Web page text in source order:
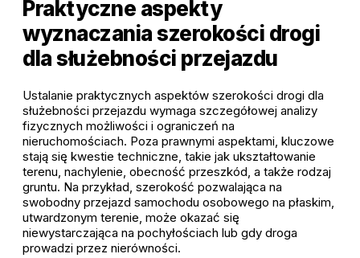
Praktyczne aspekty
wyznaczania szerokości drogi
dla służebności przejazdu
Ustalanie praktycznych aspektów szerokości drogi dla
służebności przejazdu wymaga szczegółowej analizy
fizycznych możliwości i ograniczeń na
nieruchomościach. Poza prawnymi aspektami, kluczowe
stają się kwestie techniczne, takie jak ukształtowanie
terenu, nachylenie, obecność przeszkód, a także rodzaj
gruntu. Na przykład, szerokość pozwalająca na
swobodny przejazd samochodu osobowego na płaskim,
utwardzonym terenie, może okazać się
niewystarczająca na pochyłościach lub gdy droga
prowadzi przez nierówności.